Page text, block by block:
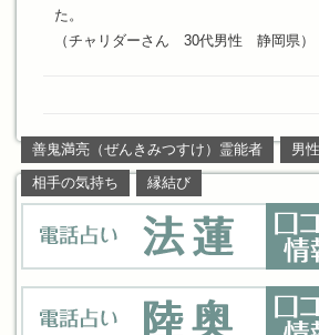
た。
（チャリダーさん 30代男性 静岡県）
善鬼満亮（ぜんきみつすけ）霊能者
男
相手の気持ち
縁結び